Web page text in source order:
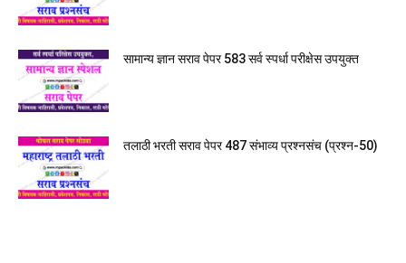
सामान्य ज्ञान सराव पेपर 583 सर्व स्पर्धा परीक्षेस उपयुक्त
तलाठी भरती सराव पेपर 487 संभाव्य प्रश्नसंच (प्रश्न-50)